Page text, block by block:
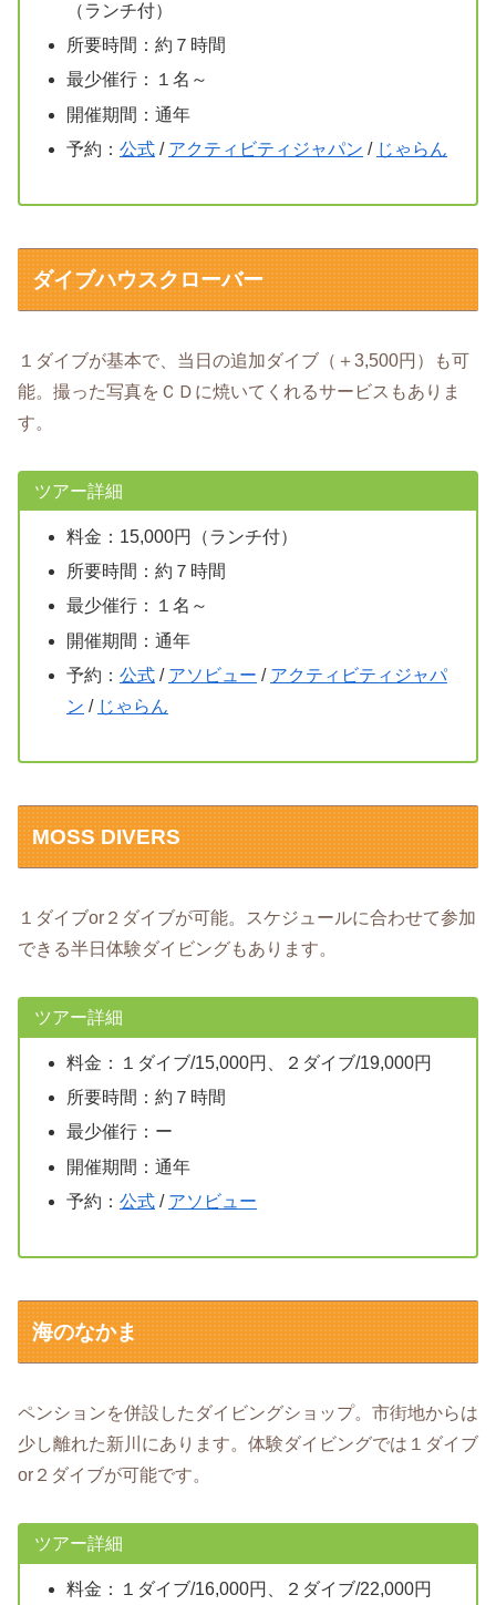
（ランチ付）
所要時間：約７時間
最少催行：１名～
開催期間：通年
予約： 公式/ アクティビティジャパン / じゃらん
ダイブハウスクローバー
１ダイブが基本で、当日の追加ダイブ（＋3,500円）も可
能。撮った写真をＣＤに焼いてくれるサービスもありま
す。
ツアー詳細
料金：15,000円（ランチ付）
所要時間：約７時間
最少催行：１名～
開催期間：通年
予約： 公式/ アソビュー / アクティビティジャパ
ン / じゃらん
MOSS DIVERS
１ダイブor２ダイブが可能。スケジュールに合わせて参加
できる半日体験ダイビングもあります。
ツアー詳細
料金：１ダイブ/15,000円、２ダイブ/19,000円
所要時間：約７時間
最少催行：ー
開催期間：通年
予約： 公式/ アソビュー
海のなかま
ペンションを併設したダイビングショップ。市街地からは
少し離れた新川にあります。体験ダイビングでは１ダイブ
or２ダイブが可能です。
ツアー詳細
料金：１ダイブ/16,000円、２ダイブ/22,000円